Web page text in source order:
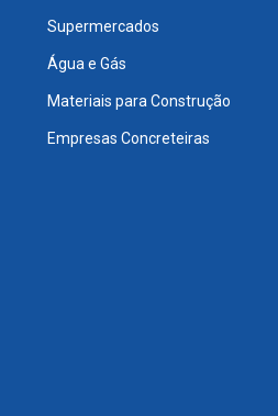
Supermercados
Água e Gás
Materiais para Construção
Empresas Concreteiras